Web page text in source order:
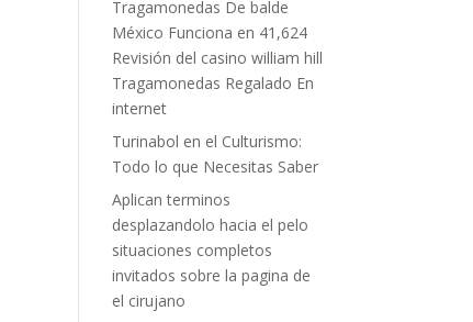
Tragamonedas De balde
México Funciona en 41,624
Revisión del casino william hill
Tragamonedas Regalado En
internet
Turinabol en el Culturismo:
Todo lo que Necesitas Saber
Aplican terminos
desplazandolo hacia el pelo
situaciones completos
invitados sobre la pagina de
el cirujano